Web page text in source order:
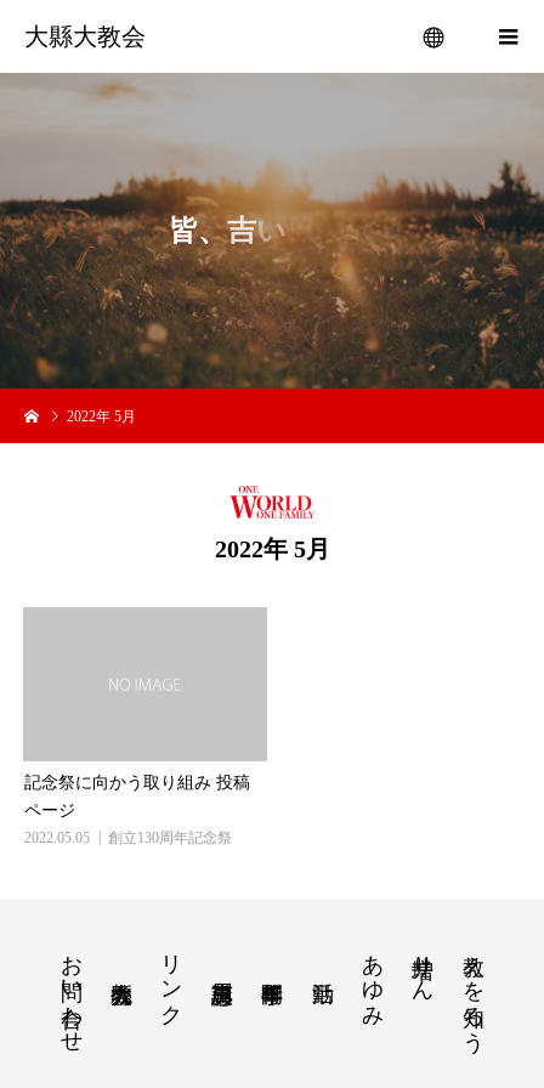
大縣大教会
皆、吉い日や
2022年 5月
2022年 5月
記念祭に向かう取り組み 投稿
ページ
2022.05.05 創立130周年記念祭
教えを知ろう
増井りん
あゆみ
リンク
お問い合わせ